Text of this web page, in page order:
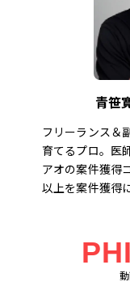
青笹
フリーランス＆
育てるプロ。医
アオの案件獲得
以上を案件獲得